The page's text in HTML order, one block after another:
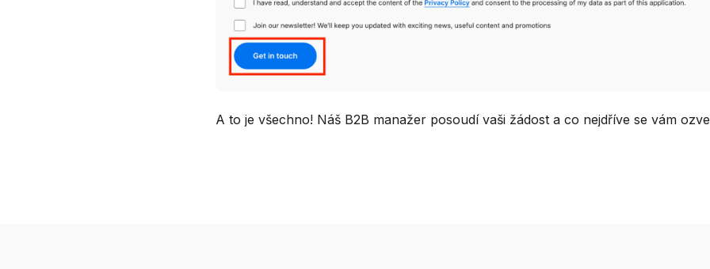
A to je všechno! Náš B2B manažer posoudí vaši žádost a co nejdříve se vám